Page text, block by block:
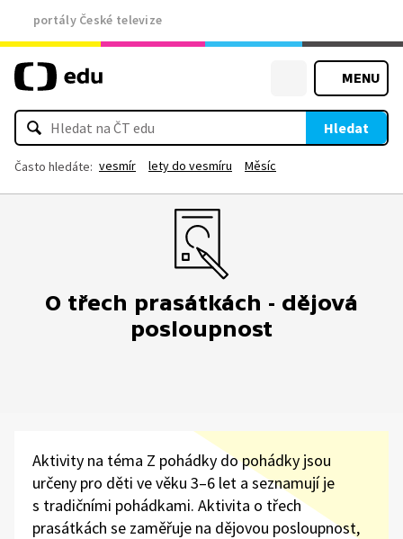
portály České televize
MENU
Hledat
Často hledáte: vesmír lety do vesmíru Měsíc
O třech prasátkách - dějová
posloupnost
Aktivity na téma Z pohádky do pohádky jsou
určeny pro děti ve věku 3–6 let a seznamují je
s tradičními pohádkami. Aktivita o třech
prasátkách se zaměřuje na dějovou posloupnost,